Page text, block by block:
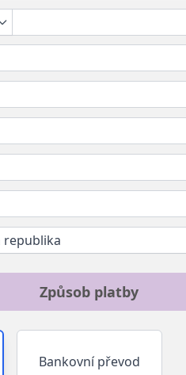
republika
Způsob platby
Bankovní převod